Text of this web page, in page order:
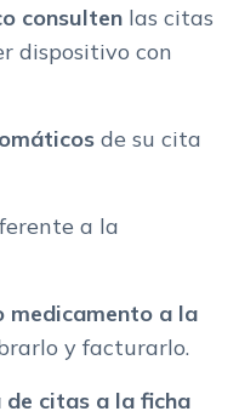
consulten las citas
dispositivo con
de su cita
a la
a la
y facturarlo.
de citas a la ficha